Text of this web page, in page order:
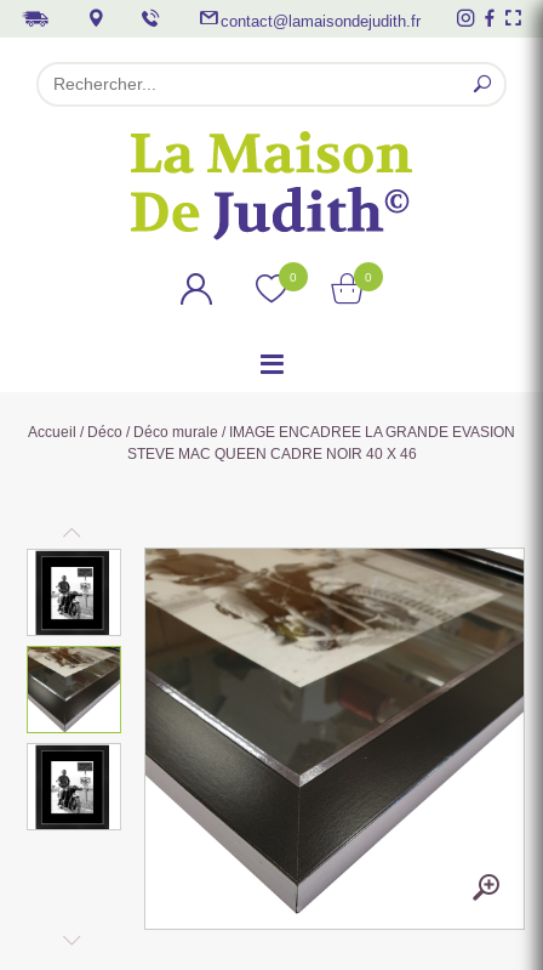
contact@lamaisondejudith.fr
0 0
Accueil / Déco / Déco murale / IMAGE ENCADREE LA GRANDE EVASION
STEVE MAC QUEEN CADRE NOIR 40 X 46